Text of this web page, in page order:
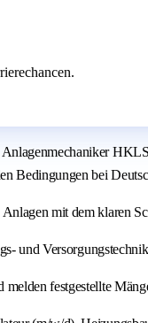
Bedingungen bei
mit dem klaren
und
festgestellte